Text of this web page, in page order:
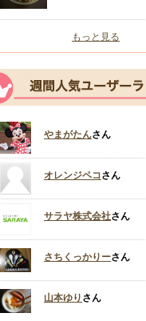
もっと見る
やまがたんさん
オレンジペコさん
サラヤ株式会社さん
さちくっかりーさん
山本ゆり さん